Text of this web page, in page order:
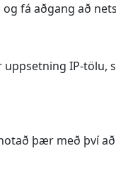
fá aðgang að
IP-
þær með því að